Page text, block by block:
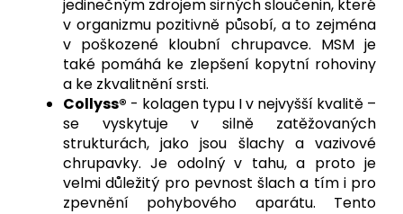
jedinečným zdrojem sirných sloučenin, které
v organizmu pozitivně působí, a to zejména
v poškozené kloubní chrupavce. MSM je
také pomáhá ke zlepšení kopytní rohoviny
a ke zkvalitnění srsti.
Collyss® - kolagen typu I v nejvyšší kvalitě –
se vyskytuje v silně zatěžovaných
strukturách, jako jsou šlachy a vazivové
chrupavky. Je odolný v tahu, a proto je
velmi důležitý pro pevnost šlach a tím i pro
zpevnění pohybového aparátu. Tento